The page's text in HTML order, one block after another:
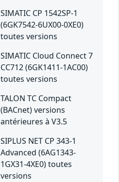
SIMATIC CP 1542SP-1
(6GK7542-6UX00-0XE0)
toutes versions
SIMATIC Cloud Connect 7
CC712 (6GK1411-1AC00)
toutes versions
TALON TC Compact
(BACnet) versions
antérieures à V3.5
SIPLUS NET CP 343-1
Advanced (6AG1343-
1GX31-4XE0) toutes
versions